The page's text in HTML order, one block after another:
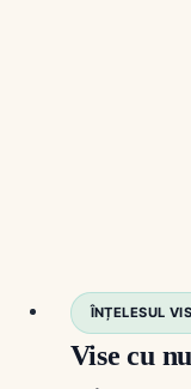
ÎNȚELESUL
Vise cu